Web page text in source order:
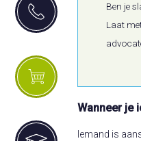
Ben je
Laat
Wanneer je
Iemand is